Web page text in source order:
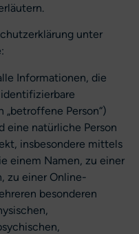
unter
Informationen, die
Person“)
eine natürliche Person
insbesondere mittels
einem Namen, zu einer
zu einer Online-
besonderen